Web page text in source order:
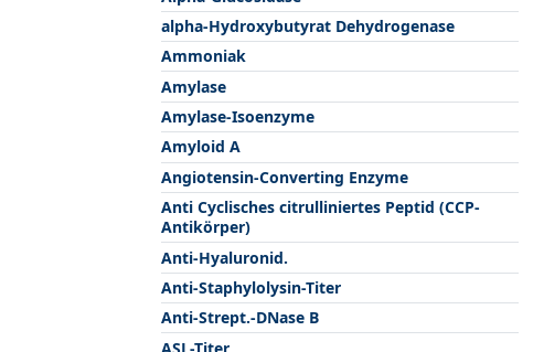
alpha-Hydroxybutyrat Dehydrogenase
Ammoniak
Amylase
Amylase-Isoenzyme
Amyloid A
Angiotensin-Converting Enzyme
Anti Cyclisches citrulliniertes Peptid (CCP-
Antikörper)
Anti-Hyaluronid.
Anti-Staphylolysin-Titer
Anti-Strept.-DNase B
ASL-Titer